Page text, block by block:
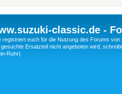
classic.de -
registriert euch für die Nutzung des Forums
Ersatzteil nicht angeboten wird,
Ruhr)